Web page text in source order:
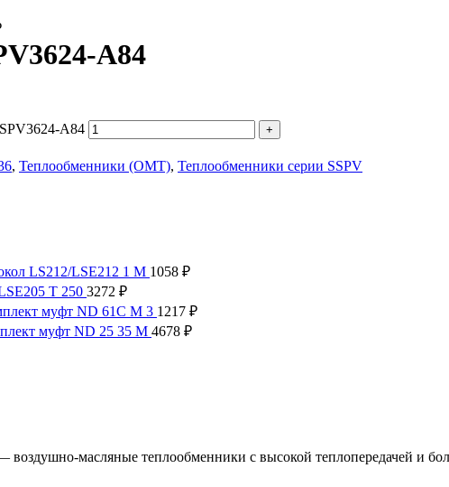
A84
A84
, Теплообменники (OMT), Теплообменники серии SSPV
LS212/LSE212 1 M 1058 ₽
T 250 3272 ₽
муфт ND 61C M 3 1217 ₽
муфт ND 25 35 M 4678 ₽
масляные теплообменники с высокой теплопередачей и